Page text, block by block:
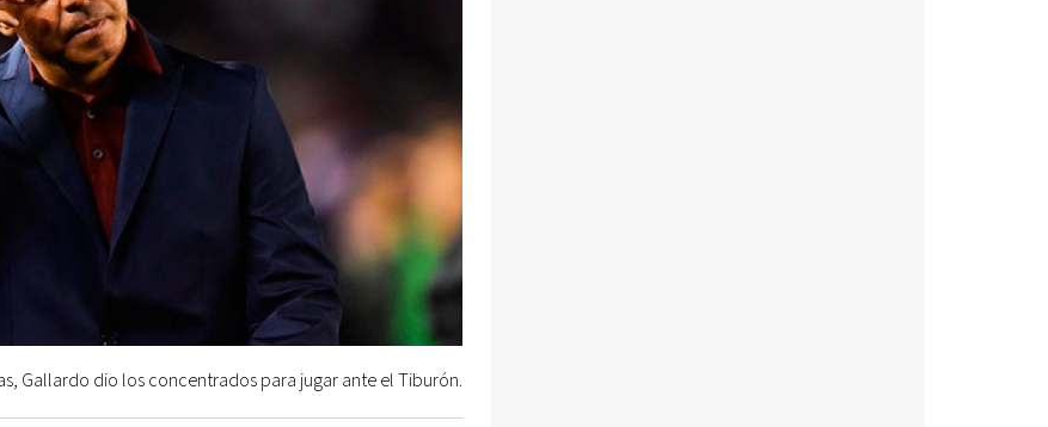
Gallardo dio los concentrados para jugar ante el Tiburón.